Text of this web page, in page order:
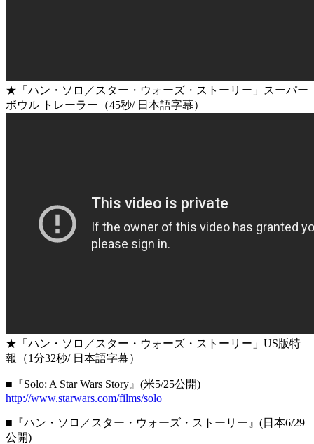
★「ハン・ソロ／スター・ウォーズ・ストーリー」スーパー
ボウル トレーラー（45秒/ 日本語字幕）
★「ハン・ソロ／スター・ウォーズ・ストーリー」US版特
報（1分32秒/ 日本語字幕）
■『Solo: A Star Wars Story』(米5/25公開)
http://www.starwars.com/films/solo
■『ハン・ソロ／スター・ウォーズ・ストーリー』(日本6/29
公開)